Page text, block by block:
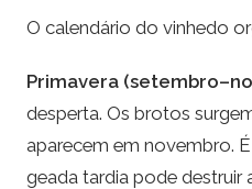
O calendário do vinhedo
Primavera
desperta. Os brotos
aparecem em novembro.
geada tardia pode destruir